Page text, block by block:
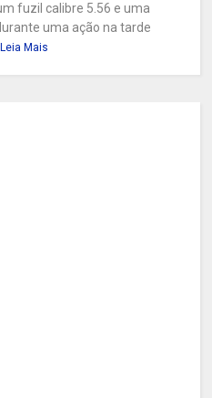
fuzil calibre 5.56 e uma
uma ação na tarde
Leia Mais